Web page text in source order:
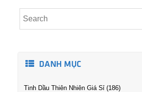
DANH MỤC
Tinh Dầu Thiên Nhiên Giá Sỉ (186)